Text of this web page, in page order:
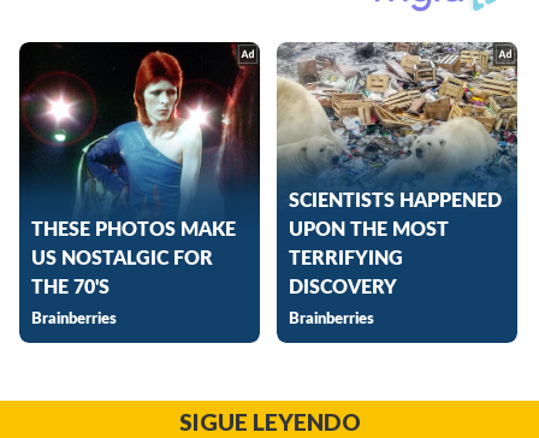
SIGUE LEYENDO